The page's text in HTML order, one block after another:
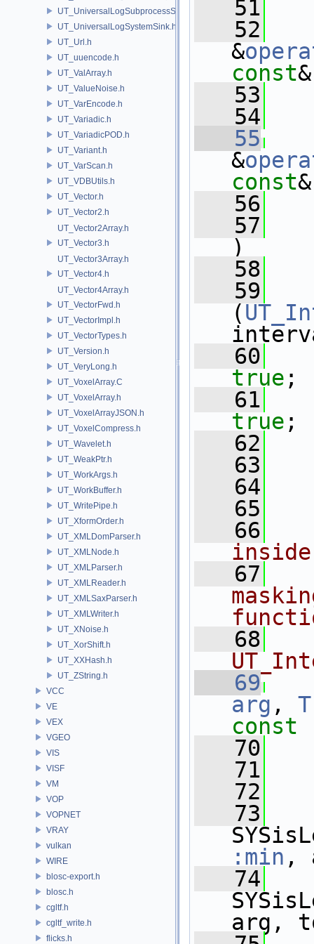
UT_UniversalLogSubprocessSource.h
UT_UniversalLogSystemSink.h
UT_Url.h
UT_uuencode.h
UT_ValArray.h
UT_ValueNoise.h
UT_VarEncode.h
UT_Variadic.h
UT_VariadicPOD.h
UT_Variant.h
UT_VarScan.h
UT_VDBUtils.h
UT_Vector.h
UT_Vector2.h
UT_Vector2Array.h
UT_Vector3.h
UT_Vector3Array.h
UT_Vector4.h
UT_Vector4Array.h
UT_VectorFwd.h
UT_VectorImpl.h
UT_VectorTypes.h
UT_Version.h
UT_VeryLong.h
UT_VoxelArray.C
UT_VoxelArray.h
UT_VoxelArrayJSON.h
UT_VoxelCompress.h
UT_Wavelet.h
UT_WeakPtr.h
UT_WorkArgs.h
UT_WorkBuffer.h
UT_WritePipe.h
UT_XformOrder.h
UT_XMLDomParser.h
UT_XMLNode.h
UT_XMLParser.h
UT_XMLReader.h
UT_XMLSaxParser.h
UT_XMLWriter.h
UT_XNoise.h
UT_XorShift.h
UT_XXHash.h
UT_ZString.h
VCC
VE
VEX
VGEO
VIS
VISF
VM
VOP
VOPNET
VRAY
vulkan
WIRE
blosc-export.h
blosc.h
cgltf.h
cgltf_write.h
flicks.h
   51
   52
&
const
   53
   54
   55
&
const
   56
   57
)
   58
   59
(
   60
true ;
   61
true ;
   62
   63
   64
   65
   66
   67
   68
   69
arg , T
const
   70
   71
   72
   73
:min ,
   74
arg,